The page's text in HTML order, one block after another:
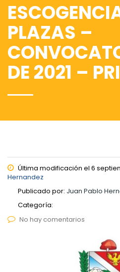
PLAZAS –
DE 2021 –
Última modificación el 6
Hernandez
Publicado por: Juan Pablo
Categoría:
No hay comentarios